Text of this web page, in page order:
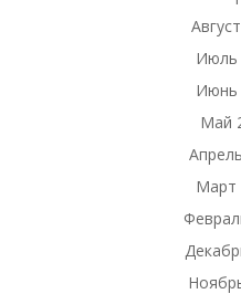
Июль
Июнь
Май
Март